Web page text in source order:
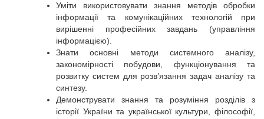
Уміти використовувати знання методів обробки
інформації та комунікаційних технологій при
вирішенні професійних завдань (управління
інформацією).
Знати основні методи системного аналізу,
закономірності побудови, функціонування та
розвитку систем для розв’язання задач аналізу та
синтезу.
Демонструвати знання та розуміння розділів з
історії України та української культури, філософії,